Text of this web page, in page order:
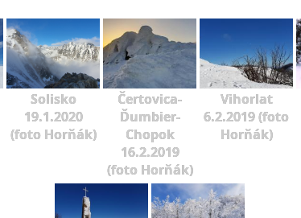
Solisko
19.1.2020
(foto Horňák)
Čertovica-
Ďumbier-
Chopok
16.2.2019
(foto Horňák)
Vihorlat
6.2.2019 (foto
Horňák)